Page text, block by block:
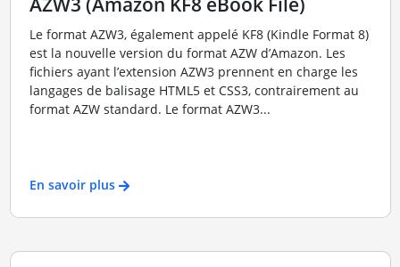
Le format AZW3, également appelé KF8 (Kindle Format 8)
est la nouvelle version du format AZW d’Amazon. Les
fichiers ayant l’extension AZW3 prennent en charge les
langages de balisage HTML5 et CSS3, contrairement au
format AZW standard. Le format AZW3...
En savoir plus